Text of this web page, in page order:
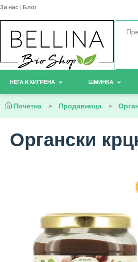
За нас | Блог
НЕГА И ХИГИЕНА ШМИНКА
Почетна > Продавница >
Органски